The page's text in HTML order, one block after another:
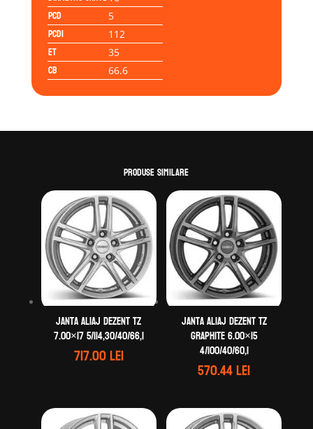
PCD 5
PCD1 112
ET 35
CB 66.6
Produse similare
Janta aliaj DEZENT TZ
7.00×17 5/114,30/40/66,1
717.00lei
Janta aliaj DEZENT TZ
graphite 6.00×15
4/100/40/60,1
570.44lei